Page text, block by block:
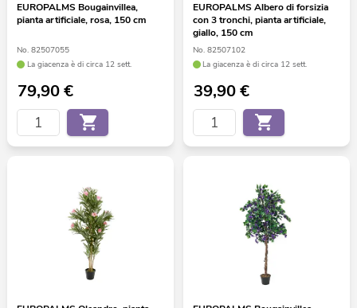
EUROPALMS Bougainvillea,
pianta artificiale, rosa, 150 cm
No. 82507055
La giacenza è di circa 12 sett.
79,90€
EUROPALMS Albero di forsizia
con 3 tronchi, pianta artificiale,
giallo, 150 cm
No. 82507102
La giacenza è di circa 12 sett.
39,90€